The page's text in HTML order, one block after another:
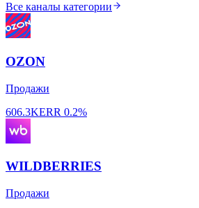
Все каналы категории
OZON
Продажи
606.3KERR 0.2%
WILDBERRIES
Продажи